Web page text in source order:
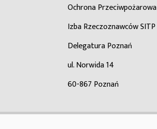
Ochrona Przeciwpożarowa
Izba Rzeczoznawców SITP
Delegatura Poznań
ul. Norwida 14
60-867 Poznań